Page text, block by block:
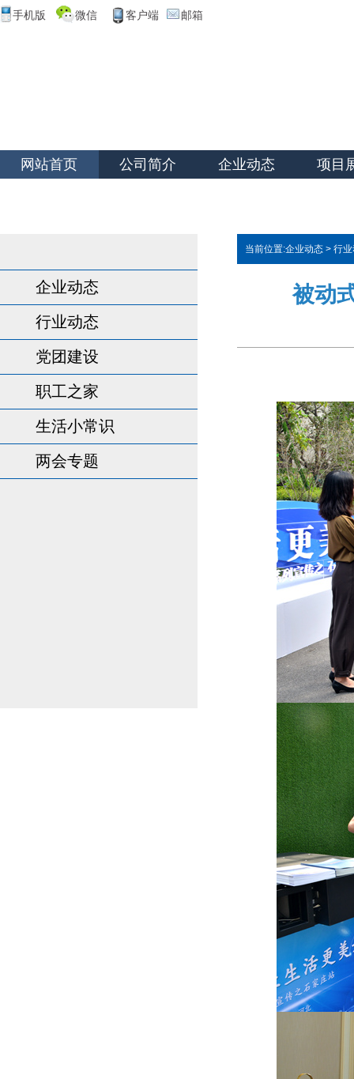
手机版 微信 客户端 邮箱
网站首页 公司简介 企业动态 项目
企业动态
行业动态
党团建设
职工之家
生活小常识
两会专题
当前位置:企业动态 > 行
被动